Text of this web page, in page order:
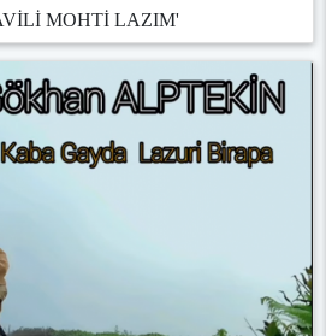
MOHTİ LAZIM'